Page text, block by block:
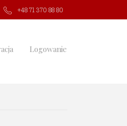
+48 71 370 88 80
Logowanie